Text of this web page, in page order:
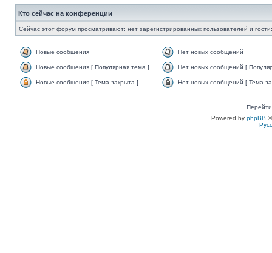
Кто сейчас на конференции
Сейчас этот форум просматривают: нет зарегистрированных пользователей и
Новые сообщения Нет новых сообщений
Новые сообщения [ Популярная тема ] Нет новых сообщений [
Новые сообщения [ Тема закрыта ] Нет новых сообщений [ Тема
Powered by phpBB